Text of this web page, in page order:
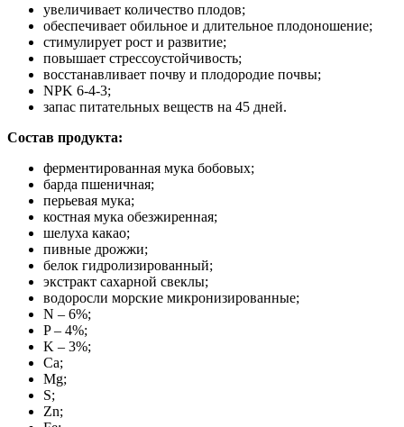
увеличивает количество плодов;
обеспечивает обильное и длительное плодоношение;
стимулирует рост и развитие;
повышает стрессоустойчивость;
восстанавливает почву и плодородие почвы;
NPK 6-4-3;
запас питательных веществ на 45 дней.
Состав продукта:
ферментированная мука бобовых;
барда пшеничная;
перьевая мука;
костная мука обезжиренная;
шелуха какао;
пивные дрожжи;
белок гидролизированный;
экстракт сахарной свеклы;
водоросли морские микронизированные;
N – 6%;
P – 4%;
K – 3%;
Ca;
Mg;
S;
Zn;